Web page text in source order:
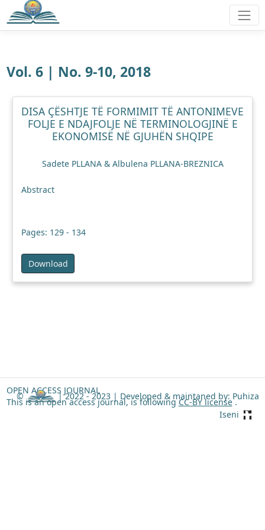
Vol. 6 | No. 9-10, 2018
DISA ÇËSHTJE TË FORMIMIT TË ANTONIMEVE
FOLJE E NDAJFOLJE NË TERMINOLOGJINË E
EKONOMISË NË GJUHËN SHQIPE
Sadete PLLANA & Albulena PLLANA-BREZNICA
Abstract
Pages: 129 - 134
Download
OPEN ACCESS JOURNAL
This is an open access journal, is followingCC-BY license.
© | 2022 - 2023 | Developed & maintaned by: Puhiza
Iseni